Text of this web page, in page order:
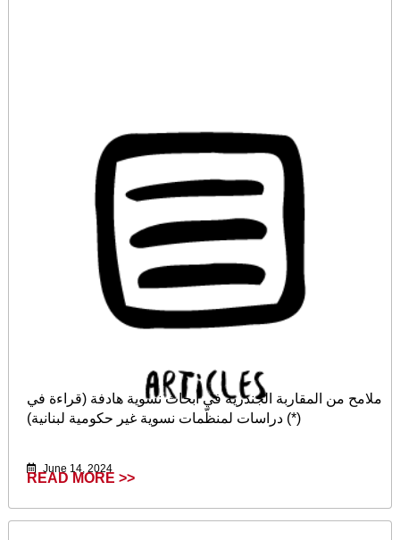
ملامح من المقاربة الجندرية في أبحاث نسوية هادفة (قراءة في
دراسات لمنظّمات نسوية غير حكومية لبنانية) (*)
June 14, 2024
READ MORE >>